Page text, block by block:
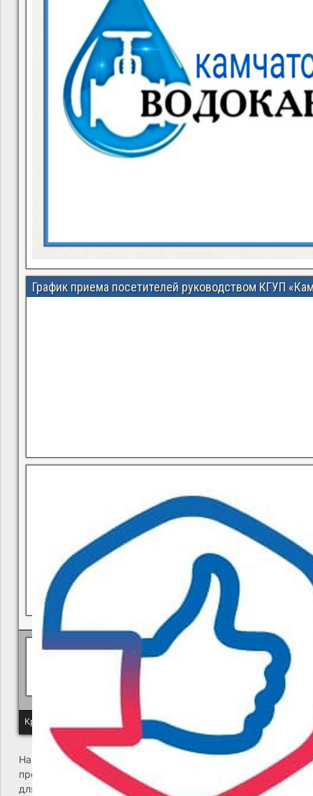
График приема посетителей руководством КГУП
В квитанциях ошибки, в подъезде мусор, сотрудники
Политика КГУП "Камчатский водоканал" в отношении
Краевое государственное унитарное предприятие
На сайте возникла критическая ошибка. Пожалуйста,
проверьте входящие сообщения почты администратора
для дальнейших инструкций.